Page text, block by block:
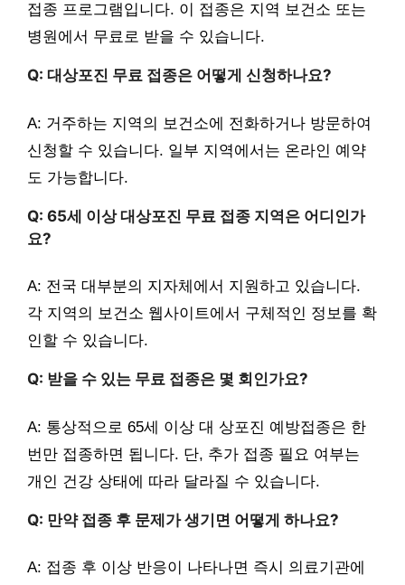
접종 프로그램입니다. 이 접종은 지역 보건소 또는
병원에서 무료로 받을 수 있습니다.
Q: 대상포진 무료 접종은 어떻게 신청하나요?
A: 거주하는 지역의 보건소에 전화하거나 방문하여
신청할 수 있습니다. 일부 지역에서는 온라인 예약
도 가능합니다.
Q: 65세 이상 대상포진 무료 접종 지역은 어디인가
요?
A: 전국 대부분의 지자체에서 지원하고 있습니다.
각 지역의 보건소 웹사이트에서 구체적인 정보를 확
인할 수 있습니다.
Q: 받을 수 있는 무료 접종은 몇 회인가요?
A: 통상적으로 65세 이상 대 상포진 예방접종은 한
번만 접종하면 됩니다. 단, 추가 접종 필요 여부는
개인 건강 상태에 따라 달라질 수 있습니다.
Q: 만약 접종 후 문제가 생기면 어떻게 하나요?
A: 접종 후 이상 반응이 나타나면 즉시 의료기관에